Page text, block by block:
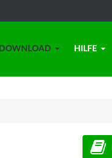
DOWNLOAD HILFE